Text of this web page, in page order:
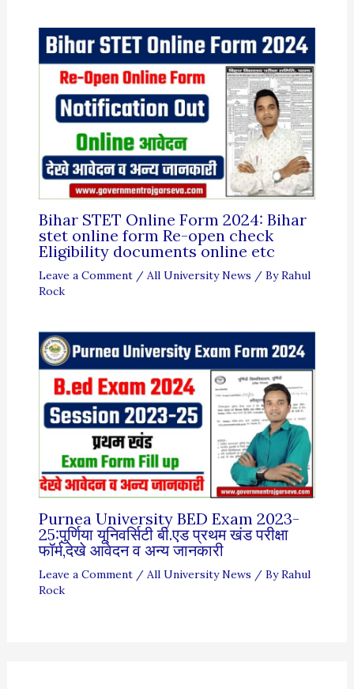
Bihar STET Online Form 2024: Bihar
stet online form Re-open check
Eligibility documents online etc
Leave a Comment / All University News / ByRahul
Rock
Purnea University BED Exam 2023-
25:पुर्णिया यूनिवर्सिटी बी.एड प्रथम खंड परीक्षा
फॉर्म,देखे आवेदन व अन्य जानकारी
Leave a Comment / All University News / ByRahul
Rock